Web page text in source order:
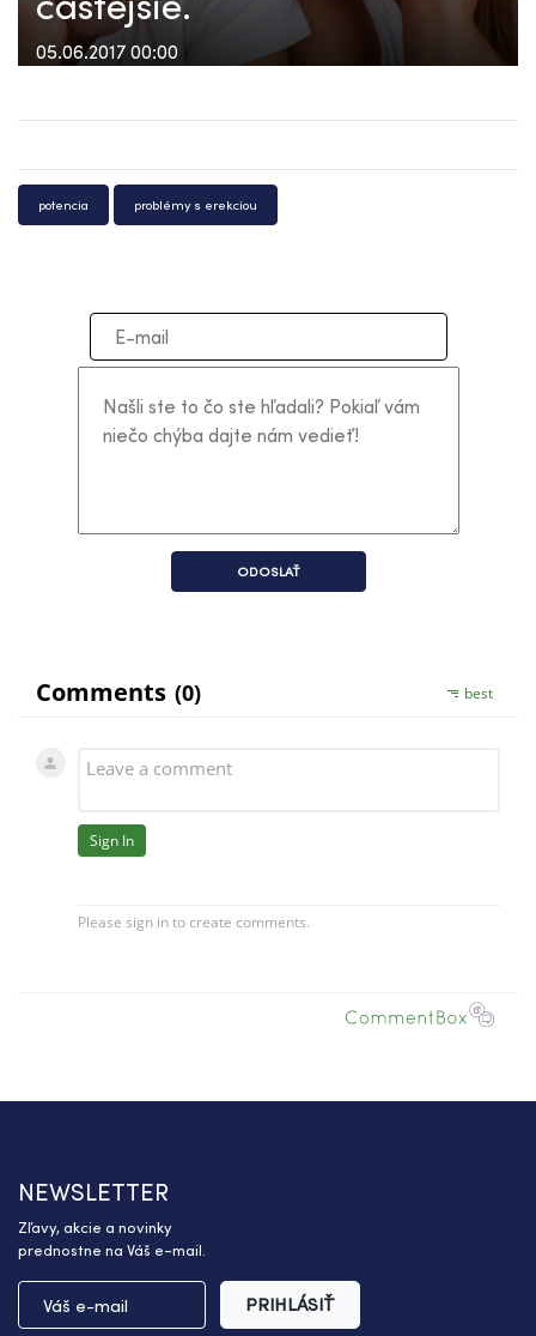
05.06.2017 00:00
potencia problémy s erekciou
ODOSLAŤ
NEWSLETTER
Zľavy, akcie a novinky
prednostne na Váš e-mail.
PRIHLÁSIŤ